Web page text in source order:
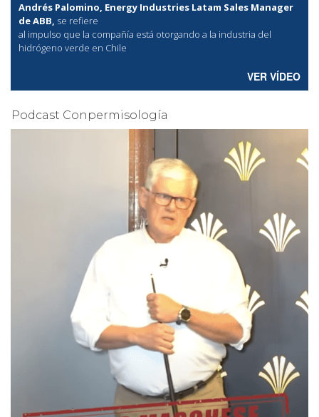
Andrés Palomino, Energy Industries Latam Sales Manager
de ABB, se refiere
al impulso que la compañía está otorgando a la industria del
hidrógeno verde en Chile
VER VÍDEO
Podcast Conpermisología